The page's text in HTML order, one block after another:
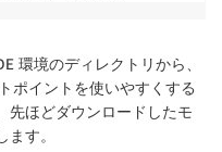
環境のディレクトリから、
ポイントを使いやすくする
先ほどダウンロードしたモ
す。